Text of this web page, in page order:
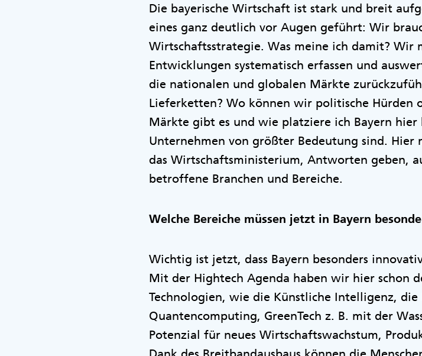
Die bayerische Wirtschaft ist stark und breit
eines ganz deutlich vor Augen geführt: Wir
Wirtschaftsstrategie. Was meine ich damit? Wir
Entwicklungen systematisch erfassen und
die nationalen und globalen Märkte
Lieferketten? Wo können wir politische Hürden
Märkte gibt es und wie platziere ich Bayern hier
Unternehmen von größter Bedeutung sind. Hier
das Wirtschaftsministerium, Antworten geben,
betroffene Branchen und Bereiche.
Welche Bereiche müssen jetzt in Bayern
Wichtig ist jetzt, dass Bayern besonders
Mit der Hightech Agenda haben wir hier schon
Technologien, wie die Künstliche Intelligenz,
Quantencomputing, GreenTech z. B. mit der
Potenzial für neues Wirtschaftswachstum,